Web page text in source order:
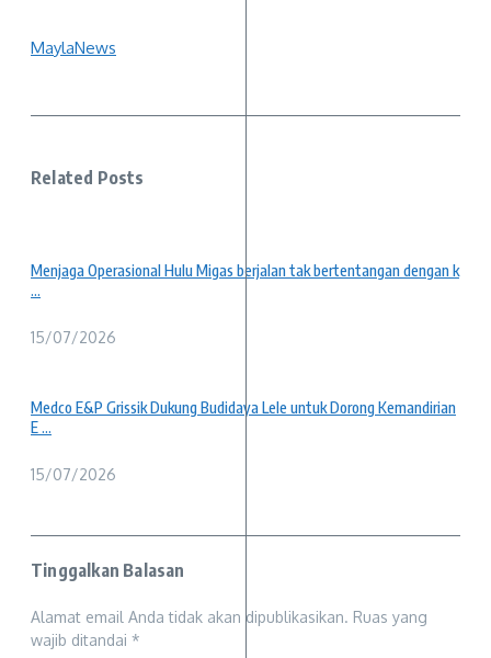
MaylaNews
Related Posts
Menjaga Operasional Hulu Migas berjalan tak bertentangan dengan k
...
15/07/2026
Medco E&P Grissik Dukung Budidaya Lele untuk Dorong Kemandirian
E ...
15/07/2026
Tinggalkan Balasan
Alamat email Anda tidak akan dipublikasikan. Ruas yang
wajib ditandai *